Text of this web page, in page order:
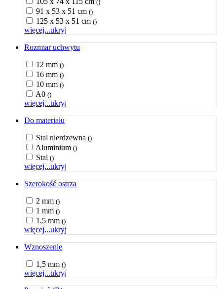
()
91 x 53 x 51 cm ()
125 x 53 x 51 cm ()
więcej...ukryj
Rozmiar uchwytu
12 mm ()
16 mm ()
10 mm ()
A0 ()
więcej...ukryj
Do materiału
Stal nierdzewna ()
Aluminium ()
Stal ()
więcej...ukryj
Szerokość ostrza
2 mm ()
1 mm ()
1,5 mm ()
więcej...ukryj
Wznoszenie
1,5 mm ()
więcej...ukryj